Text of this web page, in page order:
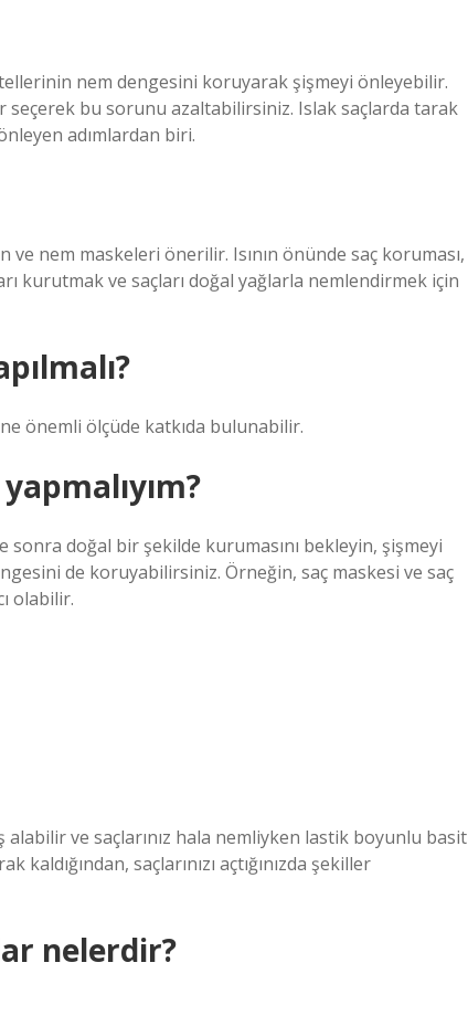
nem dengesini koruyarak şişmeyi önleyebilir.
bu sorunu azaltabilirsiniz. Islak saçlarda tarak
önleyen adımlardan biri.
nem maskeleri önerilir. Isının önünde saç koruması,
kurutmak ve saçları doğal yağlarla nemlendirmek için
önemli ölçüde katkıda bulunabilir.
doğal bir şekilde kurumasını bekleyin, şişmeyi
de koruyabilirsiniz. Örneğin, saç maskesi ve saç
olabilir.
alabilir ve saçlarınız hala nemliyken lastik boyunlu basit
saçlarınızı açtığınızda şekiller
nelerdir?